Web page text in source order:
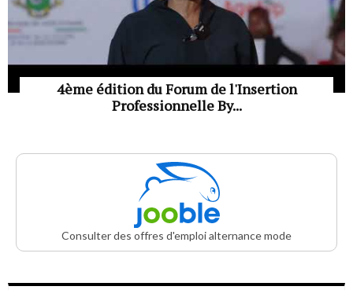
4ème édition du Forum de l'Insertion
Professionnelle By...
Consulter des offres d'emploi alternance mode